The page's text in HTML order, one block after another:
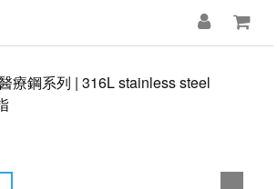
療鋼系列 | 316L stainless steel